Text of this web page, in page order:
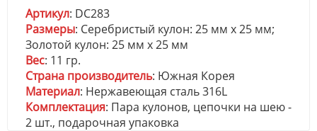
Артикул: DC283
Размеры: Серебристый кулон: 25 мм х 25 мм;
Золотой кулон: 25 мм х 25 мм
Вес: 11 гр.
Страна производитель: Южная Корея
Материал: Нержавеющая сталь 316L
Комплектация: Пара кулонов, цепочки на шею -
2 шт., подарочная упаковка